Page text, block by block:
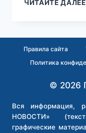
ЧИТАЙТЕ ДАЛЕЕ
Правила сайта
Политика
© 2026
Вся информация,
НОВОСТИ»
графические